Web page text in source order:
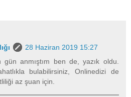
28 Haziran 2019 15:27
gün anmıştım ben de, yazık oldu.
bulabilirsiniz, Onlinedizi de
az şuan için.